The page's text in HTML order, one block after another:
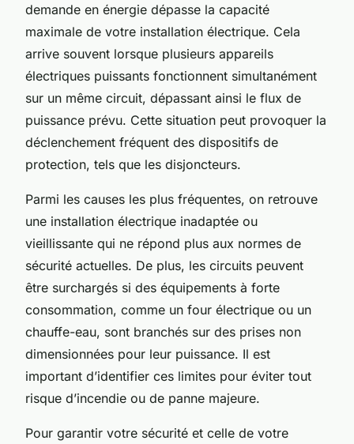
demande en énergie dépasse la capacité
maximale de votre installation électrique. Cela
arrive souvent lorsque plusieurs appareils
électriques puissants fonctionnent simultanément
sur un même circuit, dépassant ainsi le flux de
puissance prévu. Cette situation peut provoquer la
déclenchement fréquent des dispositifs de
protection, tels que les disjoncteurs.
Parmi les causes les plus fréquentes, on retrouve
une installation électrique inadaptée ou
vieillissante qui ne répond plus aux normes de
sécurité actuelles. De plus, les circuits peuvent
être surchargés si des équipements à forte
consommation, comme un four électrique ou un
chauffe-eau, sont branchés sur des prises non
dimensionnées pour leur puissance. Il est
important d’identifier ces limites pour éviter tout
risque d’incendie ou de panne majeure.
Pour garantir votre sécurité et celle de votre